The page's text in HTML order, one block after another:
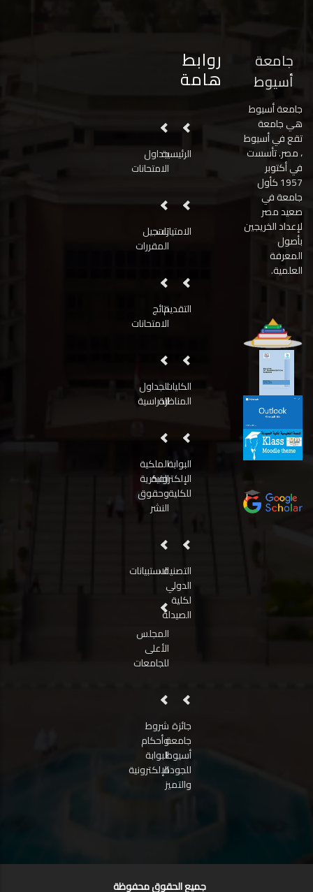
جامعة
أسيوط
جامعة أسيوط
هي جامعة
تقع في أسيوط
، مصر. تأسست
في أكتوبر
1957 كأول
جامعة في
صعيد مصر
لإعداد الخريجين
بأصول
المعرفة
العلمية.
روابط
هامة
الرئيسيةجداول
الامتحانات
الامتيازاتتسجيل
المقررات
التقديمنتائج
الامتحانات
الكليات
المناظرة
الجداول
الدراسية
البوابة
الإلكترونية
للكلية
الملكية
الفكرية
وحقوق
النشر
التصنيف
الدولي
لكلية
الصيدلة
الاستبيانات
المجلس
الأعلى
للجامعات
جائزة
جامعة
أسيوط
للجودة
والتميز
شروط
وأحكام
البوابة
الإلكترونية
جميع الحقوق محفوظة